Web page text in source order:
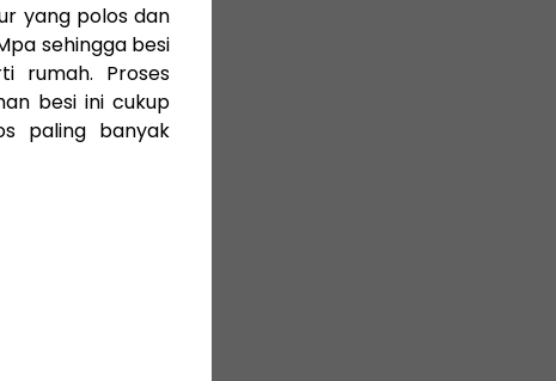
yang polos dan
sehingga besi
rumah. Proses
besi ini cukup
paling banyak